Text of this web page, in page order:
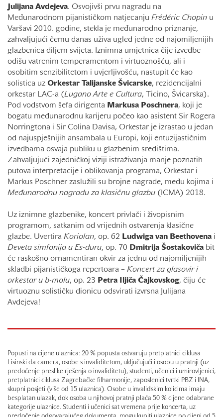
Julijana Avdejeva. Osvojivši prvu nagradu na
Međunarodnom pijanističkom natjecanju Frédéric Chopin u
Varšavi 2010. godine, stekla je međunarodno priznanje,
zahvaljujući čemu danas uživa ugled jedne od najomiljenijih
glazbenica diljem svijeta. Iznimna umjetnica čije izvedbe
odišu vatrenim temperamentom i virtuoznošću, ali i
osobitim senzibilitetom i uvjerljivošću, nastupit će kao
solistica uz Orkestar Talijanske Švicarske, rezidencijalni
orkestar LAC-a ( Lugano Arte e Cultura, Ticino, Švicarska).
Pod vodstvom šefa dirigenta Markusa Poschnera, koji je
bogatu međunarodnu karijeru počeo kao asistent Sir Rogera
Norringtona i Sir Colina Davisa, Orkestar je izrastao u jedan
od najuspješnijih ansambala u Europi, koji entuzijastičnim
izvedbama osvaja publiku u glazbenim središtima.
Zahvaljujući zajedničkoj viziji istraživanja manje poznatih
putova interpretacije i oblikovanja programa, Orkestar i
Markus Poschner zaslužili su brojne nagrade, među kojima i
Međunarodnu nagradu za klasičnu glazbu (ICMA) 2018.
Uz iznimne glazbenike, koncert privlači i živopisnim
programom, satkanim od vrijednih ostvarenja klasične
glazbe. Uvertira Koriolan, op. 62 Ludwiga van Beethovena i
Deveta simfonija u Es-duru, op. 70 Dmitrija Šostakoviča bit
će raskošno ornamentiran okvir za jednu od najomiljenijih
skladbi pijanističkoga repertoara – Koncert za glasovir i
orkestar u b-molu, op. 23 Petra Iljiča Čajkovskog, čiju će
virtuoznu solističku dionicu odsvirati izvrsna Julijana
Avdejeva!
Popusti na cijene ulaznica: 20 % popusta ostvaruju pretplatnici ciklusa
Lisinski da camera, osobe s invaliditetom, uključujući i osobu u pratnji (uz
predočenje preslike rješenja o invaliditetu), studenti, učenici i umirovljenici,
pretplatnici ciklusa Zagrebačke filharmonije, zaposlenici tvrtki PBZ i INA,
skupni posjeti (više od 15 ulaznica). Osobe u invalidskim kolicima imaju
besplatan ulazak, dok osoba u njihovoj pratnji plaća 50 % cijene odabrane
kategorije ulaznice. Studenti i učenici sat vremena prije koncerta, uz